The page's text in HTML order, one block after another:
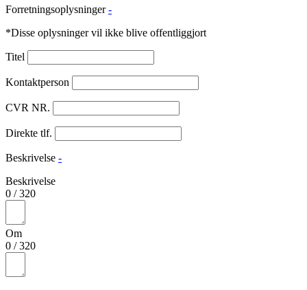
Forretningsoplysninger -
*Disse oplysninger vil ikke blive offentliggjort
Titel
Kontaktperson
CVR NR.
Direkte tlf.
Beskrivelse -
Beskrivelse
0 /320
Om
0 /320